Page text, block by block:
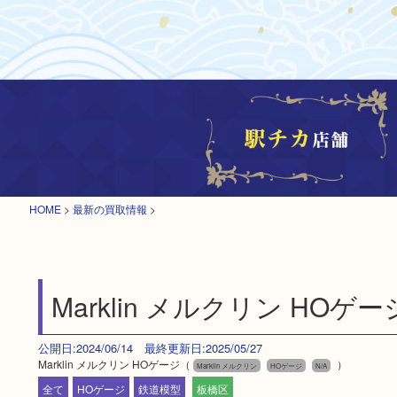
HOME > 最新の買取情報 >
Marklin メルクリン HOゲー
公開日:2024/06/14 最終更新日:2025/05/27
Marklin メルクリン HOゲージ（ Marklin メルクリン HOゲージ N/A
）
全て
HOゲージ 鉄道模型 板橋区